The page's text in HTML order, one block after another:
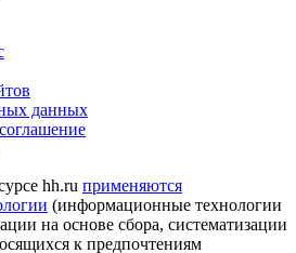
данных
hh.ru применяются
(информационные технологии
на основе сбора, систематизации
к предпочтениям